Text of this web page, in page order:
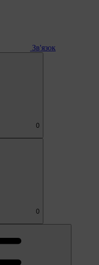
Зв'язок
0
0